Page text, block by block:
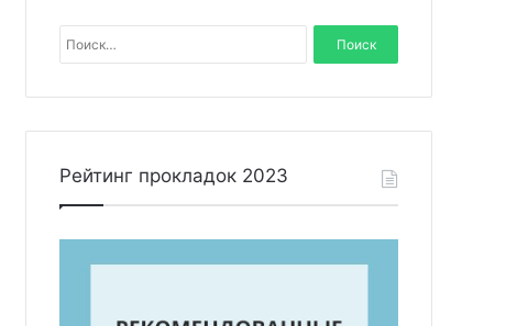
а
и
Рейтинг прокладок 2023